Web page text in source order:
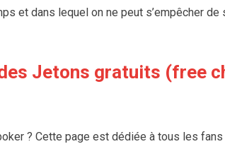
et dans lequel on ne peut s’empêcher de
Jetons gratuits (free
? Cette page est dédiée à tous les